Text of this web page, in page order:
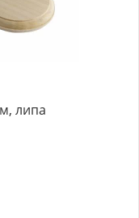
липа